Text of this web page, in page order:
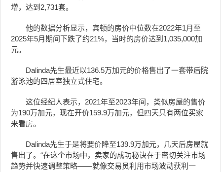
增，达到2,731套。
他的数据分析显示，宾顿的房价中位数在2022年1月至
2025年5月期间下跌了约21%，当时的房价达到1,035,000加
元。
Dalinda先生最近以136.5万加元的价格售出了一套带后院
游泳池的四居室独立式住宅。
这位经纪人表示，2021年至2023年间，类似房屋的售价
为190万加元，现在开价159.9万加元，但四天只有两位买家
来看房。
Dalinda先生于是将要价降至139.9万加元，几天后房屋就
售出了。“在这个市场中，卖家的成功秘诀在于密切关注市场
趋势并快速调整策略——就像交易员利用市场波动获利一